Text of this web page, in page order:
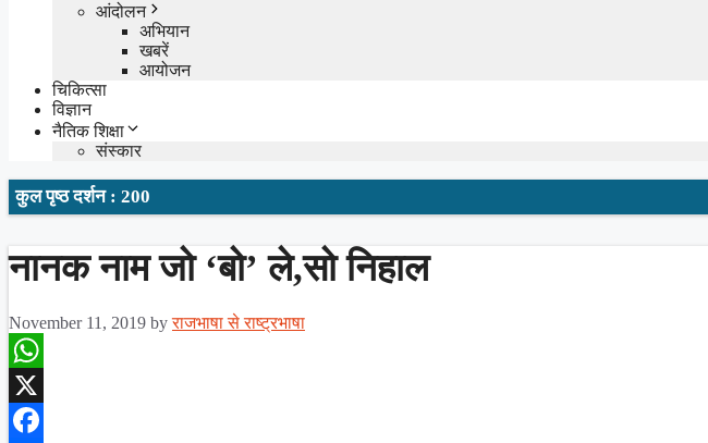
आंदोलन
अभियान
खबरें
आयोजन
चिकित्सा
विज्ञान
नैतिक शिक्षा
संस्कार
कुल पृष्ठ दर्शन : 200
नानक नाम जो ‘बो’ ले,सो निहाल
November 11, 2019 byराजभाषा से राष्ट्रभाषा
WhatsApp
X